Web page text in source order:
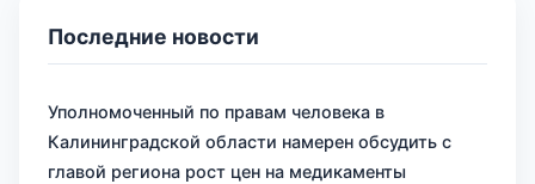
Последние новости
Уполномоченный по правам человека в
Калининградской области намерен обсудить с
главой региона рост цен на медикаменты